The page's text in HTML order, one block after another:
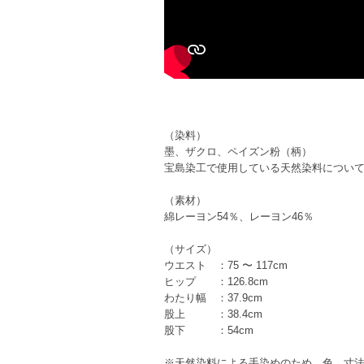
（染料）
墨、ザクロ、ペイズン粉（柄）
宝島染工で使用している天然染料につい
（素材）
綿レーヨン54％、レーヨン46％
（サイズ）
ウエスト ：75 〜 117cm
ヒップ ：126.8cm
わたり幅 ：37.9cm
股上 ：38.4cm
股下 ：54cm